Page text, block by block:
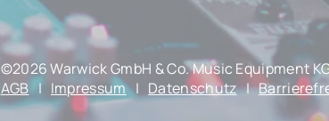
©2026 Warwick GmbH & Co. Music Equipment
AGB | Impressum | Datenschutz |